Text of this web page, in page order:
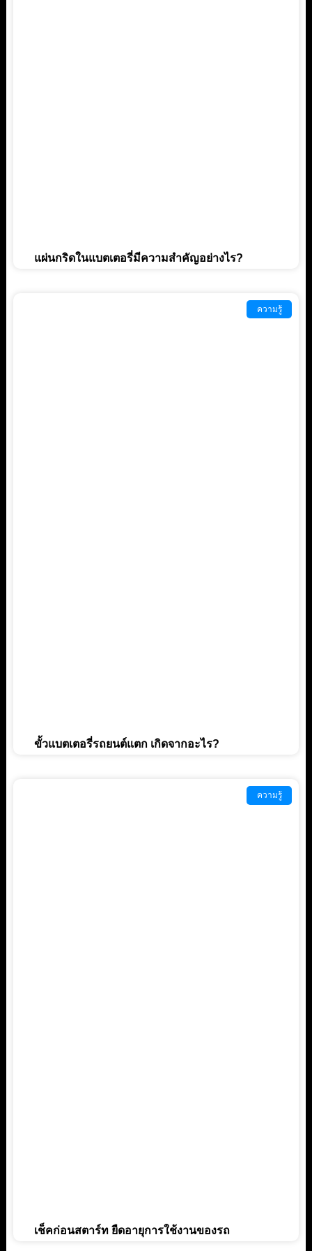
แผ่นกริดในแบตเตอรี่มีความสำคัญอย่างไร?
ความรู้
ขั้วแบตเตอรี่รถยนต์แตก เกิดจากอะไร?
ความรู้
เช็คก่อนสตาร์ท ยืดอายุการใช้งานของรถ